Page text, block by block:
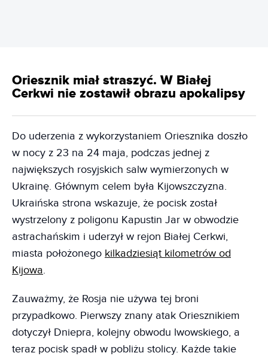
Oriesznik miał straszyć. W Białej
Cerkwi nie zostawił obrazu apokalipsy
Do uderzenia z wykorzystaniem Oriesznika doszło
w nocy z 23 na 24 maja, podczas jednej z
największych rosyjskich salw wymierzonych w
Ukrainę. Głównym celem była Kijowszczyzna.
Ukraińska strona wskazuje, że pocisk został
wystrzelony z poligonu Kapustin Jar w obwodzie
astrachańskim i uderzył w rejon Białej Cerkwi,
miasta położonego kilkadziesiąt kilometrów od
Kijowa.
Zauważmy, że Rosja nie używa tej broni
przypadkowo. Pierwszy znany atak Oriesznikiem
dotyczył Dniepra, kolejny obwodu lwowskiego, a
teraz pocisk spadł w pobliżu stolicy. Każde takie